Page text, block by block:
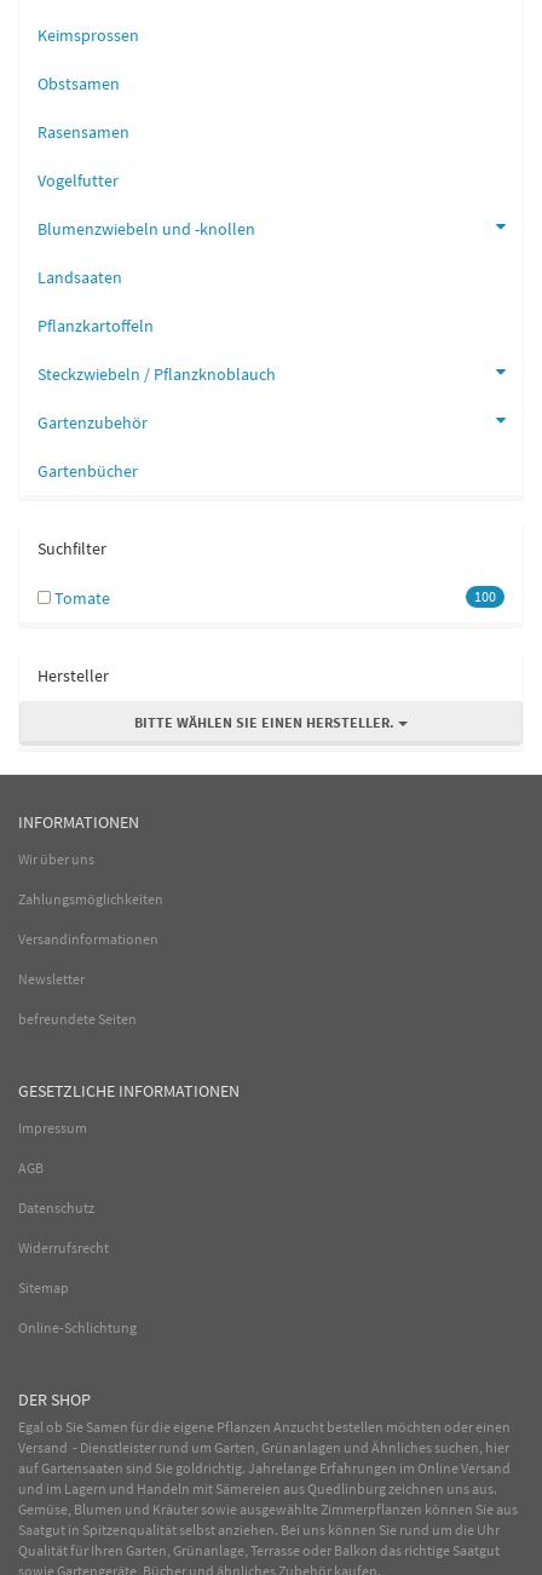
Keimsprossen
Obstsamen
Rasensamen
Vogelfutter
Blumenzwiebeln und -knollen
Landsaaten
Pflanzkartoffeln
Steckzwiebeln / Pflanzknoblauch
Gartenzubehör
Gartenbücher
Suchfilter
100
Tomate
Hersteller
BITTE WÄHLEN SIE EINEN HERSTELLER.
INFORMATIONEN
Wir über uns
Zahlungsmöglichkeiten
Versandinformationen
Newsletter
befreundete Seiten
GESETZLICHE INFORMATIONEN
Impressum
AGB
Datenschutz
Widerrufsrecht
Sitemap
Online-Schlichtung
DER SHOP
Egal ob Sie Samen für die eigene Pflanzen Anzucht bestellen möchten oder einen
Versand - Dienstleister rund um Garten, Grünanlagen und Ähnliches suchen, hier
auf Gartensaaten sind Sie goldrichtig. Jahrelange Erfahrungen im OnlineVersand
und im Lagern und Handeln mit Sämereien aus Quedlinburg zeichnen uns aus.
Gemüse, Blumen und Kräuter sowie ausgewählteZimmerpflanzen können Sie aus
Saatgut in Spitzenqualität selbst anziehen. Bei uns können Sie rund um die Uhr
Qualität für Ihren Garten, Grünanlage, Terrasse oder Balkon das richtige Saatgut
sowie Gartengeräte, Bücher und ähnliches Zubehör kaufen.